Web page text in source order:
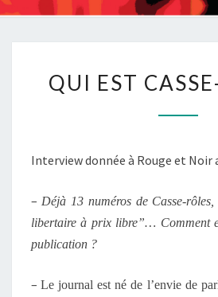
EST
QUI EST
Interview donnée à Rouge et Noir
– Déjà 13 numéros de Casse-
libertaire à prix libre”… Comment
publication ?
–Le journal est né de l’envie de